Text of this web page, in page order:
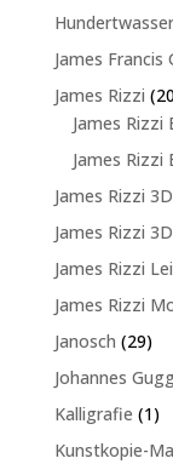
James Francis
James Rizzi
James Rizzi
James Rizzi
James Rizzi
James Rizzi
James Rizzi
James Rizzi
Janosch 2929
Johannes
Kalligrafie 11
Kunstkopie-